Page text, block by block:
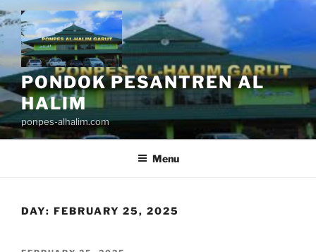
Skip
to
content
PONDOK PESANTREN AL
HALIM
ponpes-alhalim.com
Menu
DAY: FEBRUARY 25, 2025